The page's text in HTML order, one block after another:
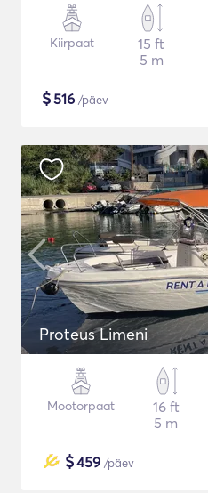
Kiirpaat
15 ft
5 m
$516 /päev
Proteus Limeni
Mootorpaat
16 ft
5 m
$459 /päev